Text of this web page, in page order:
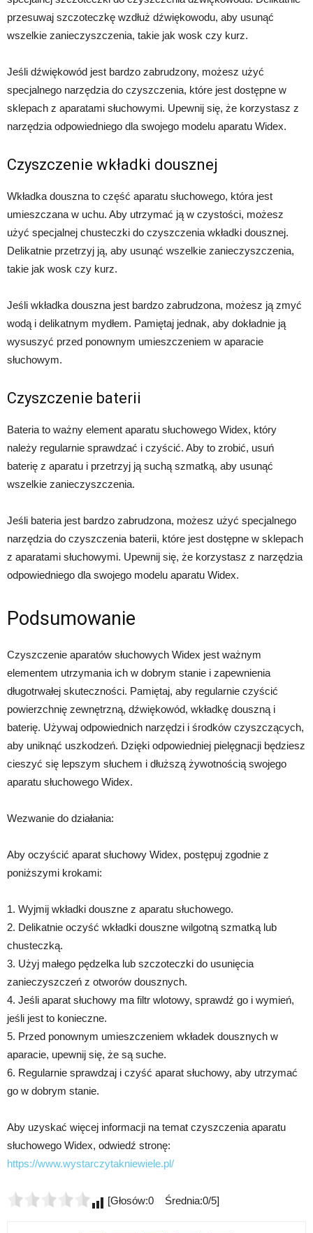
przesuwaj szczoteczkę wzdłuż dźwiękowodu, aby usunąć
wszelkie zanieczyszczenia, takie jak wosk czy kurz.
Jeśli dźwiękowód jest bardzo zabrudzony, możesz użyć
specjalnego narzędzia do czyszczenia, które jest dostępne w
sklepach z aparatami słuchowymi. Upewnij się, że korzystasz z
narzędzia odpowiedniego dla swojego modelu aparatu Widex.
Czyszczenie wkładki dousznej
Wkładka douszna to część aparatu słuchowego, która jest
umieszczana w uchu. Aby utrzymać ją w czystości, możesz
użyć specjalnej chusteczki do czyszczenia wkładki dousznej.
Delikatnie przetrzyj ją, aby usunąć wszelkie zanieczyszczenia,
takie jak wosk czy kurz.
Jeśli wkładka douszna jest bardzo zabrudzona, możesz ją zmyć
wodą i delikatnym mydłem. Pamiętaj jednak, aby dokładnie ją
wysuszyć przed ponownym umieszczeniem w aparacie
słuchowym.
Czyszczenie baterii
Bateria to ważny element aparatu słuchowego Widex, który
należy regularnie sprawdzać i czyścić. Aby to zrobić, usuń
baterię z aparatu i przetrzyj ją suchą szmatką, aby usunąć
wszelkie zanieczyszczenia.
Jeśli bateria jest bardzo zabrudzona, możesz użyć specjalnego
narzędzia do czyszczenia baterii, które jest dostępne w sklepach
z aparatami słuchowymi. Upewnij się, że korzystasz z narzędzia
odpowiedniego dla swojego modelu aparatu Widex.
Podsumowanie
Czyszczenie aparatów słuchowych Widex jest ważnym
elementem utrzymania ich w dobrym stanie i zapewnienia
długotrwałej skuteczności. Pamiętaj, aby regularnie czyścić
powierzchnię zewnętrzną, dźwiękowód, wkładkę douszną i
baterię. Używaj odpowiednich narzędzi i środków czyszczących,
aby uniknąć uszkodzeń. Dzięki odpowiedniej pielęgnacji będziesz
cieszyć się lepszym słuchem i dłuższą żywotnością swojego
aparatu słuchowego Widex.
Wezwanie do działania:
Aby oczyścić aparat słuchowy Widex, postępuj zgodnie z
poniższymi krokami:
1. Wyjmij wkładki douszne z aparatu słuchowego.
2. Delikatnie oczyść wkładki douszne wilgotną szmatką lub
chusteczką.
3. Użyj małego pędzelka lub szczoteczki do usunięcia
zanieczyszczeń z otworów dousznych.
4. Jeśli aparat słuchowy ma filtr wlotowy, sprawdź go i wymień,
jeśli jest to konieczne.
5. Przed ponownym umieszczeniem wkładek dousznych w
aparacie, upewnij się, że są suche.
6. Regularnie sprawdzaj i czyść aparat słuchowy, aby utrzymać
go w dobrym stanie.
Aby uzyskać więcej informacji na temat czyszczenia aparatu
słuchowego Widex, odwiedź stronę:
https://www.wystarczytakniewiele.pl/
[Głosów:0 Średnia:0/5]